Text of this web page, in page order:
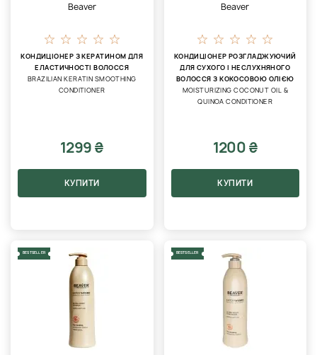
Beaver
КОНДИЦІОНЕР З КЕРАТИНОМ ДЛЯ
ЕЛАСТИЧНОСТІ ВОЛОССЯ
BRAZILIAN KERATIN SMOOTHING
CONDITIONER
1299 ₴
КУПИТИ
Beaver
КОНДИЦІОНЕР РОЗГЛАДЖУЮЧИЙ
ДЛЯ СУХОГО І НЕСЛУХНЯНОГО
ВОЛОССЯ З КОКОСОВОЮ ОЛІЄЮ
MOISTURIZING COCONUT OIL &
QUINOA CONDITIONER
1200 ₴
КУПИТИ
BESTSELLER BESTSELLER